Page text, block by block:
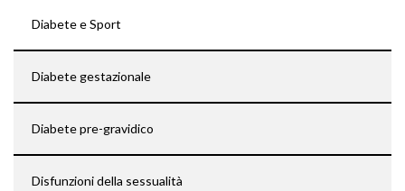
Diabete e Sport
Diabete gestazionale
Diabete pre-gravidico
Disfunzioni della sessualità